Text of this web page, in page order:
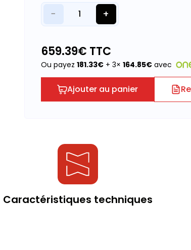
− 1 +
659.39€ TTC
Ou payez 181.33€+ 3× 164.85€ avec
Ajouter au panier
Caractéristiques techniques